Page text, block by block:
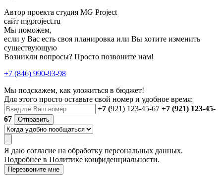
Автор проекта студия MG Project
сайт mgproject.ru
Мы поможем,
если у Вас есть своя планировка или Вы хотите изменить
существующую
Возникли вопросы? Просто позвоните нам!
+7 (846) 990-93-98
Мы подскажем, как уложиться в бюджет!
Для этого просто оставьте свой номер и удобное время:
+7 (921) 123-45-67 +7 (921) 123-45-
67
Отправить
Я даю согласие на обработку персональных данных.
Подробнее в Политике конфиденциальности.
Перезвоните мне